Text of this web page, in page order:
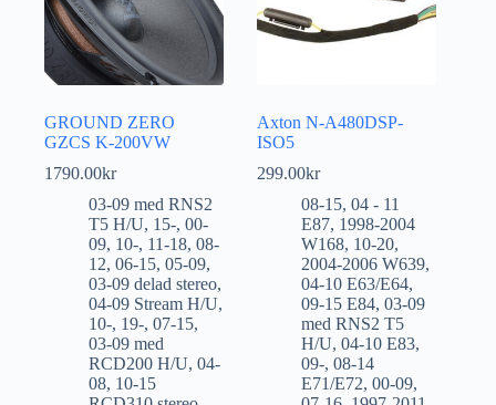
GROUND ZERO
GZCS K-200VW
1790.00kr
03-09 med RNS2
T5 H/U, 15-, 00-
09, 10-, 11-18, 08-
12, 06-15, 05-09,
03-09 delad stereo,
04-09 Stream H/U,
10-, 19-, 07-15,
03-09 med
RCD200 H/U, 04-
08, 10-15
Axton N-A480DSP-
ISO5
299.00kr
08-15,04 - 11
E87, 1998-2004
W168, 10-20,
2004-2006 W639,
04-10 E63/E64,
09-15 E84,03-09
med RNS2 T5
H/U,04-10 E83,
09-,08-14
E71/E72,00-09,